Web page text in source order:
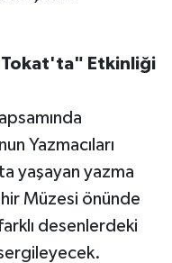
Tokat'ta" Etkinliği
Yazmacıları
yaşayan yazma
Müzesi önünde
desenlerdeki
sergileyecek.